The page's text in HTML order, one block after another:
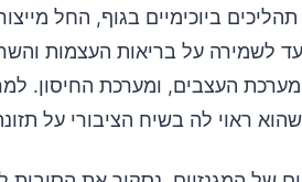
המגנזיום משתתף בלמעלה מ-300 תהליכים ביוכימיים בגוף, החל
לשמירה על בריאות העצמות
העצבים, ומערכת החיסון.
ראוי לה בשיח הציבורי על